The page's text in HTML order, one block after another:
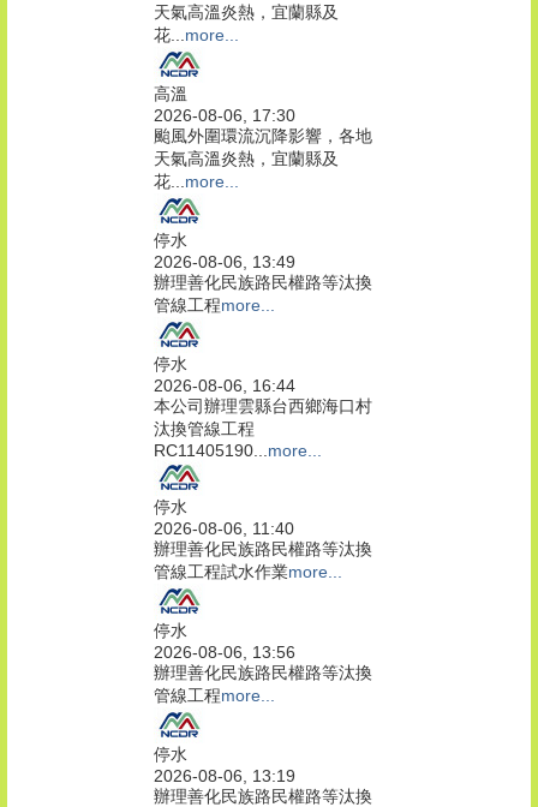
天氣高溫炎熱，宜蘭縣及
花... more...
高溫
2026-08-06, 17:30
颱風外圍環流沉降影響，各地
天氣高溫炎熱，宜蘭縣及
花... more...
停水
2026-08-06, 13:49
辦理善化民族路民權路等汰換
管線工程more...
停水
2026-08-06, 16:44
本公司辦理雲縣台西鄉海口村
汰換管線工程
RC11405190... more...
停水
2026-08-06, 11:40
辦理善化民族路民權路等汰換
管線工程試水作業more...
停水
2026-08-06, 13:56
辦理善化民族路民權路等汰換
管線工程more...
停水
2026-08-06, 13:19
辦理善化民族路民權路等汰換